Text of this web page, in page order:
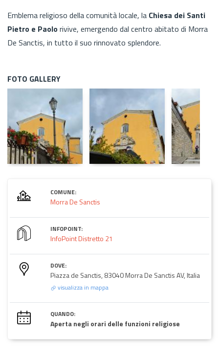
Emblema religioso della comunità locale, la Chiesa dei Santi
Pietro e Paolorivive, emergendo dal centro abitato di Morra
De Sanctis, in tutto il suo rinnovato splendore.
FOTO GALLERY
COMUNE:
Morra De Sanctis
INFOPOINT:
InfoPoint Distretto 21
DOVE:
Piazza de Sanctis, 83040 Morra De Sanctis AV, Italia
visualizza in mappa
QUANDO:
Aperta negli orari delle funzioni religiose